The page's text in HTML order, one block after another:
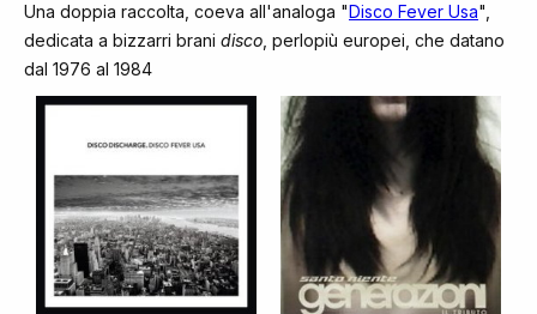
Una doppia raccolta, coeva all'analoga "Disco Fever Usa",
dedicata a bizzarri brani disco , perlopiù europei, che datano
dal 1976 al 1984